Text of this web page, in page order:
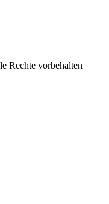
Rechte vorbehalten